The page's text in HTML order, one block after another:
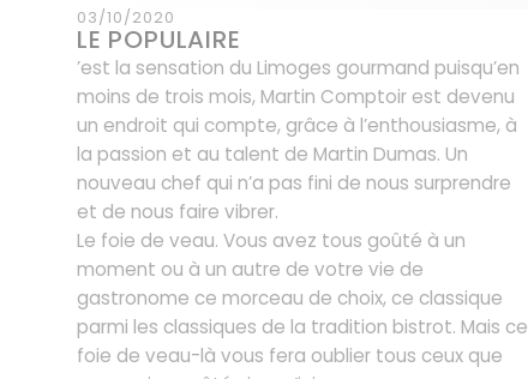
03/10/2020
LE POPULAIRE
’est la sensation du Limoges gourmand puisqu’en
moins de trois mois, Martin Comptoir est devenu
un endroit qui compte, grâce à l’enthousiasme, à
la passion et au talent de Martin Dumas. Un
nouveau chef qui n’a pas fini de nous surprendre
et de nous faire vibrer.
Le foie de veau. Vous avez tous goûté à un
moment ou à un autre de votre vie de
gastronome ce morceau de choix, ce classique
parmi les classiques de la tradition bistrot. Mais ce
foie de veau-là vous fera oublier tous ceux que